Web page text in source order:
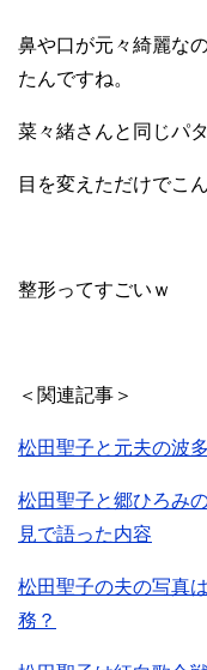
鼻や口が元々綺麗な
たんですね。
菜々緒さんと同じパ
目を変えただけでこ
整形ってすごいｗ
＜関連記事＞
松田聖子と元夫の波
松田聖子と郷ひろみ
見で語った内容
松田聖子の夫の写真
務？